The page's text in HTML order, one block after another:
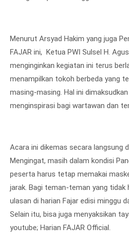
Menurut Arsyad Hakim yang juga
FAJAR ini, Ketua PWI Sulsel H.
menginginkan kegiatan ini terus
menampilkan tokoh berbeda yang
masing-masing. Hal ini
menginspirasi bagi wartawan dan
Acara ini dikemas secara langsung
Mengingat, masih dalam kondisi
peserta harus tetap memakai
jarak. Bagi teman-teman yang tidak
ulasan di harian Fajar edisi minggu
Selain itu, bisa juga menyaksikan
youtube; Harian FAJAR Official.